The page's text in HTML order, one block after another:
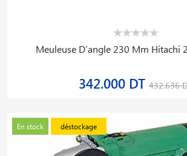
Meuleuse D′angle 230 Mm Hitachi
342.000 DT 432.636
En stock déstockage